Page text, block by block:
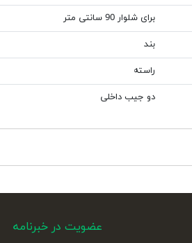
برای شلوار 90 سانتی متر
بند
راسته
دو جیب داخلی
عضویت در خبرنامه